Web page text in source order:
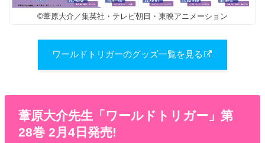
©葦原大介／集英社・テレビ朝日・東映アニメーション
ワールドトリガーのグッズ一覧を見る
葦原大介先生「ワールドトリガー」第
28巻 2月4日発売!